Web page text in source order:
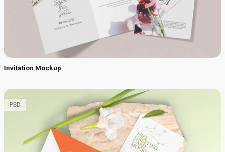
Invitation Mockup
PSD